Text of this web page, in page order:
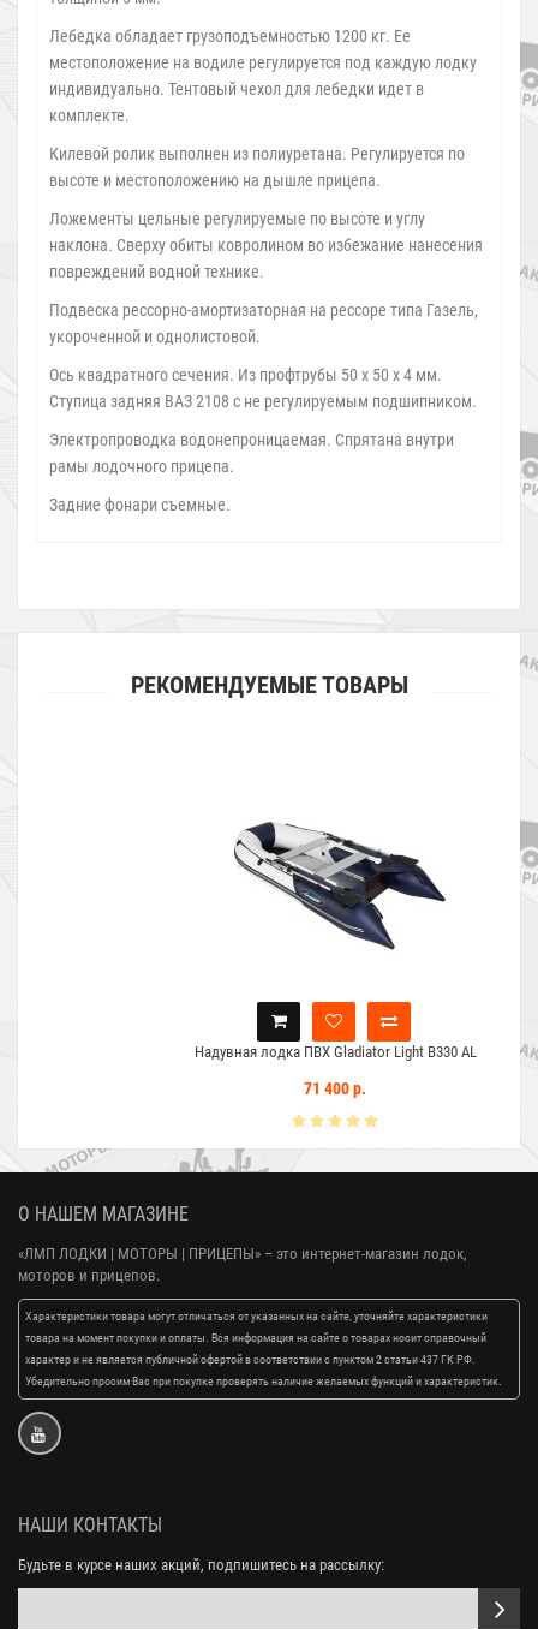
Лебедка обладает грузоподъемностью 1200 кг. Ее
местоположение на водиле регулируется под каждую лодку
индивидуально. Тентовый чехол для лебедки идет в
комплекте.
Килевой ролик выполнен из полиуретана. Регулируется по
высоте и местоположению на дышле прицепа.
Ложементы цельные регулируемые по высоте и углу
наклона. Сверху обиты ковролином во избежание нанесения
повреждений водной технике.
Подвеска рессорно-амортизаторная на рессоре типа Газель,
укороченной и однолистовой.
Ось квадратного сечения. Из профтрубы 50 х 50 х 4 мм.
Ступица задняя ВАЗ 2108 с не регулируемым подшипником.
Электропроводка водонепроницаемая. Спрятана внутри
рамы лодочного прицепа.
Задние фонари съемные.
РЕКОМЕНДУЕМЫЕ ТОВАРЫ
Надувная лодка ПВХ Gladiator Light B330 AL
71 400 р.
О НАШЕМ МАГАЗИНЕ
«ЛМП ЛОДКИ | МОТОРЫ | ПРИЦЕПЫ» – это интернет-магазин лодок,
моторов и прицепов.
Характеристики товара могут отличаться от указанных на сайте, уточняйте характеристики
товара на момент покупки и оплаты. Вся информация на сайте о товарах носит справочный
характер и не является публичной офертой в соответствии с пунктом 2 статьи 437 ГК РФ.
Убедительно просим Вас при покупке проверять наличие желаемых функций и характеристик.
НАШИ КОНТАКТЫ
Будьте в курсе наших акций, подпишитесь на рассылку: